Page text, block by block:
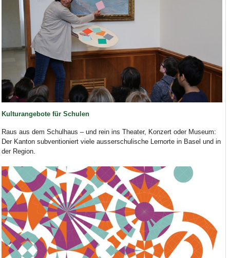
Kulturangebote für Schulen
Raus aus dem Schulhaus – und rein ins Theater, Konzert oder Museum:
Der Kanton subventioniert viele ausserschulische Lernorte in Basel und in
der Region.